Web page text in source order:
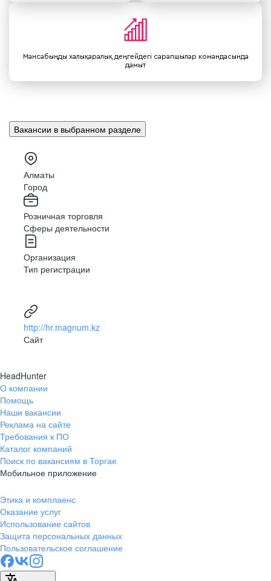
Мансабыңды халықаралық деңгейдегі сарапшылар командасында
дамыт
Вакансии в выбранном разделе
Алматы
Город
Розничная торговля
Сферы деятельности
Организация
Тип регистрации
http://hr.magnum.kz
Сайт
HeadHunter
О компании
Помощь
Наши вакансии
Реклама на сайте
Требования к ПО
Каталог компаний
Поиск по вакансиям в Торгае
Мобильное приложение
Этика и комплаенс
Оказание услуг
Использование сайтов
Защита персональных данных
Пользовательское соглашение